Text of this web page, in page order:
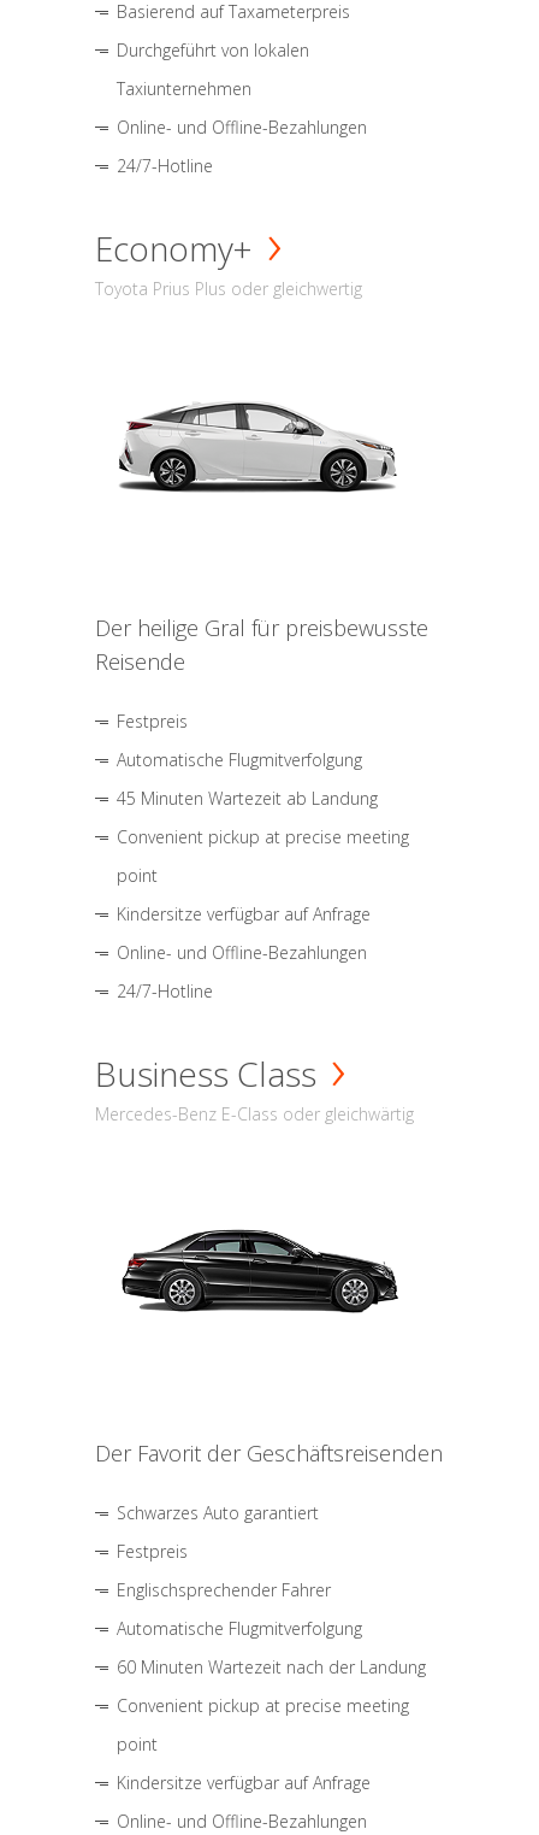
Basierend auf Taxameterpreis
Durchgeführt von lokalen
Taxiunternehmen
Online- und Offline-Bezahlungen
24/7-Hotline
Economy+
Toyota Prius Plus oder gleichwertig
Der heilige Gral für preisbewusste
Reisende
Festpreis
Automatische Flugmitverfolgung
45 Minuten Wartezeit ab Landung
Convenient pickup at precise meeting
point
Kindersitze verfügbar auf Anfrage
Online- und Offline-Bezahlungen
24/7-Hotline
Business Class
Mercedes-Benz E-Class oder gleichwärtig
Der Favorit der Geschäftsreisenden
Schwarzes Auto garantiert
Festpreis
Englischsprechender Fahrer
Automatische Flugmitverfolgung
60 Minuten Wartezeit nach der Landung
Convenient pickup at precise meeting
point
Kindersitze verfügbar auf Anfrage
Online- und Offline-Bezahlungen